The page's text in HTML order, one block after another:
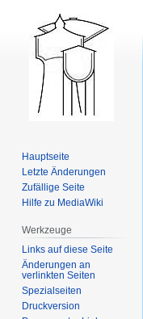
Hauptseite
Letzte Änderungen
Zufällige Seite
Hilfe zu MediaWiki
Werkzeuge
Links auf diese Seite
Änderungen an
verlinkten Seiten
Spezialseiten
Druckversion